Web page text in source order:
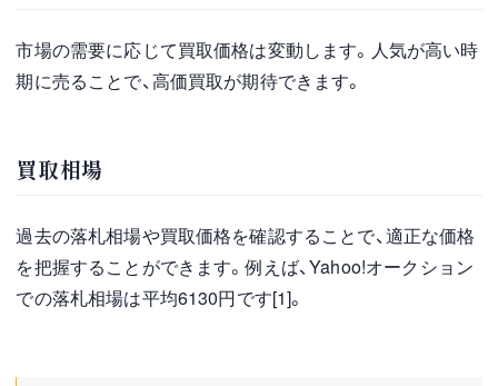
市場の需要に応じて買取価格は変動します。人気が高い時
期に売ることで、高価買取が期待できます。
買取相場
過去の落札相場や買取価格を確認することで、適正な価格
を把握することができます。例えば、Yahoo!オークション
での落札相場は平均6130円です[1]。